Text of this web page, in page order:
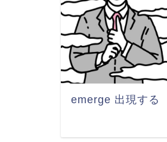
emerge 出現する